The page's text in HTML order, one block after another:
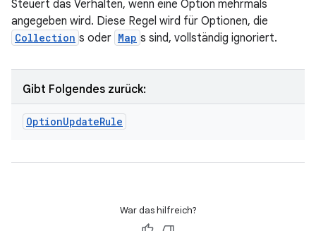
Steuert das Verhalten, wenn eine Option mehrmals
angegeben wird. Diese Regel wird für Optionen, die
Collection s oder Map s sind, vollständig ignoriert.
Gibt Folgendes zurück:
OptionUpdateRule
War das hilfreich?